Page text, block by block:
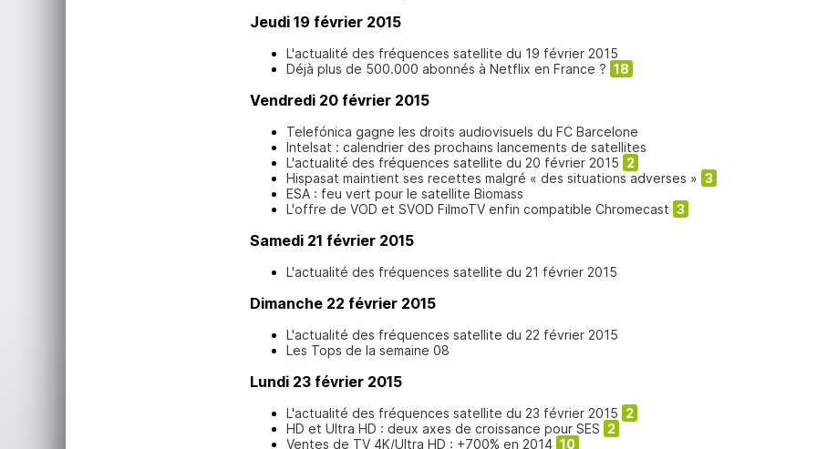
Jeudi 19 février 2015
L'actualité des fréquences satellite du 19 février 2015
Déjà plus de 500.000 abonnés à Netflix en France ? 18
Vendredi 20 février 2015
Telefónica gagne les droits audiovisuels du FC Barcelone
Intelsat : calendrier des prochains lancements de satellites
L'actualité des fréquences satellite du 20 février 2015 2
Hispasat maintient ses recettes malgré « des situations adverses » 3
ESA : feu vert pour le satellite Biomass
L'offre de VOD et SVOD FilmoTV enfin compatible Chromecast 3
Samedi 21 février 2015
L'actualité des fréquences satellite du 21 février 2015
Dimanche 22 février 2015
L'actualité des fréquences satellite du 22 février 2015
Les Tops de la semaine 08
Lundi 23 février 2015
L'actualité des fréquences satellite du 23 février 2015 2
HD et Ultra HD : deux axes de croissance pour SES 2
Ventes de TV 4K/Ultra HD : +700% en 2014 10